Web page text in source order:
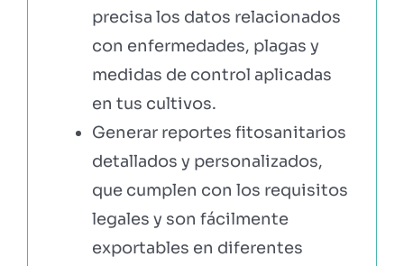
precisa los datos relacionados
con enfermedades, plagas y
medidas de control aplicadas
en tus cultivos.
Generar reportes fitosanitarios
detallados y personalizados,
que cumplen con los requisitos
legales y son fácilmente
exportables en diferentes